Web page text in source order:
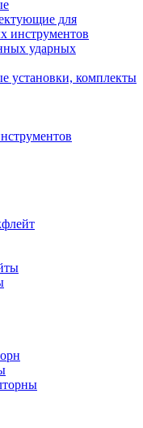
для
инструментов
ударных
установки, комплекты